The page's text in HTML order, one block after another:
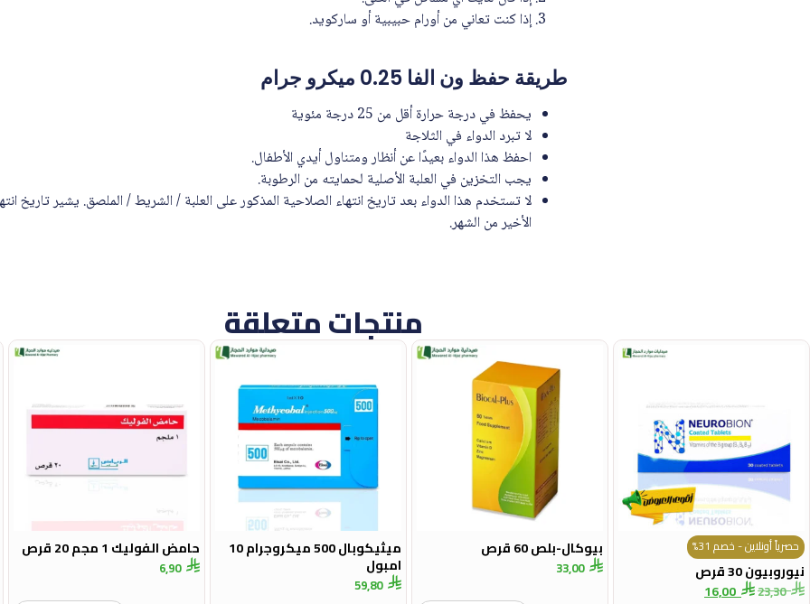
إذا كنت تعاني من أورام حبيبية أو ساركويد.
طريقة حفظ ون الفا 0.25 ميكرو جرام
يحفظ في درجة حرارة أقل من 25 درجة مئوية
لا تبرد الدواء في الثلاجة
احفظ هذا الدواء بعيدًا عن أنظار ومتناول أيدي الأطفال.
يجب التخزين في العلبة الأصلية لحمايته من الرطوبة.
لا تستخدم هذا الدواء بعد تاريخ انتهاء الصلاحية المذكور على العلبة / الشريط / الملصق. يشير تاريخ
الأخير من الشهر.
منتجات متعلقة
حصرياً أونلاين - خصم 31%
نيوروبيون 30 قرص
23,30
16,00
بيوكال-بلص 60 قرص
33,00
ميثيكوبال 500 ميكروجرام 10
امبول
59,80
حامض الفوليك 1 مجم 20 قرص
6,90